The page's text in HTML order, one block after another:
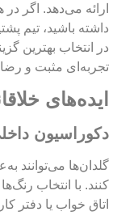
ارائه می‌دهد. اگر
داشته باشید، تیم
در انتخاب بهترین
تجربه‌ای مثبت و
ایده‌های
دکوراسیون
گلدان‌ها می‌توانند
کنند. با انتخاب
اتاق خواب یا دفتر